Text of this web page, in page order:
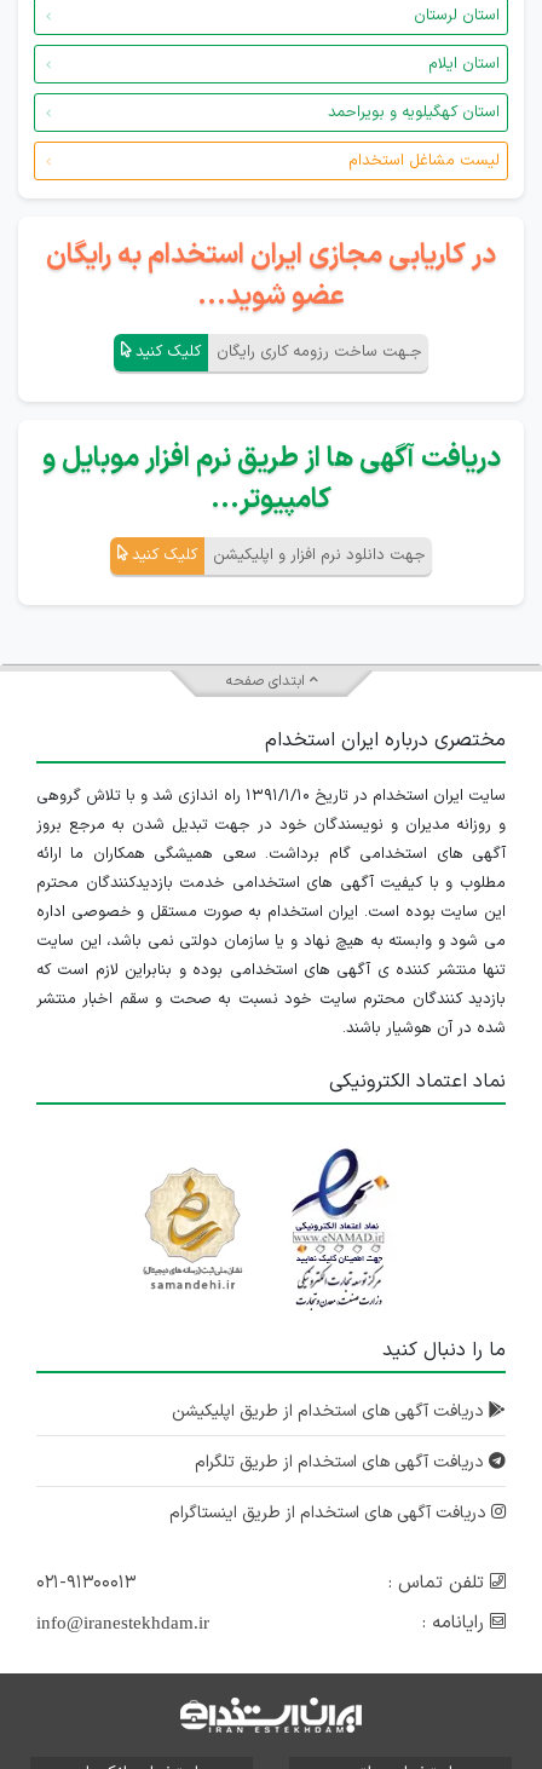
استان لرستان
استان ایلام
استان کهگیلویه و بویراحمد
لیست مشاغل استخدام
در کاریابی مجازی ایران استخدام به رایگان
عضو شوید...
جـهت ساخت رزومه کاری رایگان کلیک کنید
دریافت آگهی ها از طریق نرم افزار موبایل و
کامپیوتر...
جهت دانلود نرم افزار و اپلیکیشن کلیک کنید
ابتدای صفحه
مختصری درباره ایران استخدام
سایت ایران استخدام در تاریخ ۱۳۹۱/۱/۱۰ راه اندازی شد و با تلاش گروهی
و روزانه مدیران و نویسندگان خود در جهت تبدیل شدن به مرجع بروز
آگهی های استخدامی گام برداشت. سعی همیشگی همکاران ما ارائه
مطلوب و با کیفیت آگهی های استخدامی خدمت بازدیدکنندگان محترم
این سایت بوده است. ایران استخدام به صورت مستقل و خصوصی اداره
می شود و وابسته به هیچ نهاد و یا سازمان دولتی نمی باشد، این سایت
تنها منتشر کننده ی آگهی های استخدامی بوده و بنابراین لازم است که
بازدید کنندگان محترم سایت خود نسبت به صحت و سقم اخبار منتشر
شده در آن هوشیار باشند.
نماد اعتماد الکترونیکی
ما را دنبال کنید
دریافت آگهی های استخدام از طریق اپلیکیشن
دریافت آگهی های استخدام از طریق تلگرام
دریافت آگهی های استخدام از طریق اینستاگرام
تلفن تماس :
۰۲۱-۹۱۳۰۰۰۱۳
رایانامه :
info@iranestekhdam.ir